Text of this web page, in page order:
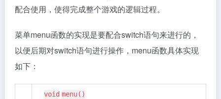
配合使用，使得完成整个游戏的逻辑过程。
菜单menu函数的实现是要配合switch语句来进行的，
以便后期对switch语句进行操作，menu函数具体实现
如下：
void menu()